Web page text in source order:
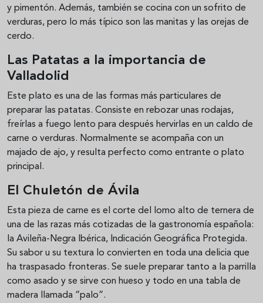
y pimentón. Además, también se cocina con un sofrito de
verduras, pero lo más típico son las manitas y las orejas de
cerdo.
Las Patatas a la importancia de
Valladolid
Este plato es una de las formas más particulares de
preparar las patatas. Consiste en rebozar unas rodajas,
freírlas a fuego lento para después hervirlas en un caldo de
carne o verduras. Normalmente se acompaña con un
majado de ajo, y resulta perfecto como entrante o plato
principal.
El Chuletón de Ávila
Esta pieza de carne es el corte del lomo alto de ternera de
una de las razas más cotizadas de la gastronomía española:
la Avileña-Negra Ibérica, Indicación Geográfica Protegida.
Su sabor u su textura lo convierten en toda una delicia que
ha traspasado fronteras. Se suele preparar tanto a la parrilla
como asado y se sirve con hueso y todo en una tabla de
madera llamada “palo”.